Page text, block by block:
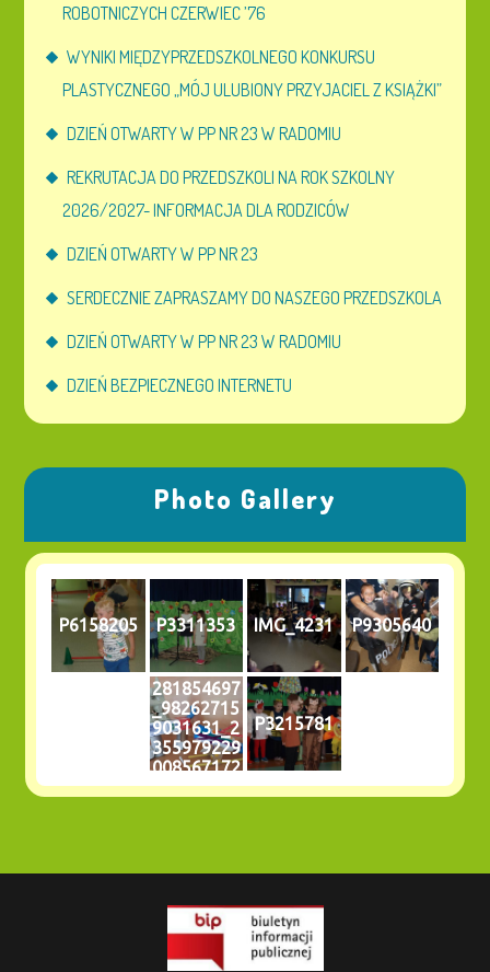
ROBOTNICZYCH CZERWIEC ’76
WYNIKI MIĘDZYPRZEDSZKOLNEGO KONKURSU
PLASTYCZNEGO „MÓJ ULUBIONY PRZYJACIEL Z KSIĄŻKI”
DZIEŃ OTWARTY W PP NR 23 W RADOMIU
REKRUTACJA DO PRZEDSZKOLI NA ROK SZKOLNY
2026/2027- INFORMACJA DLA RODZICÓW
DZIEŃ OTWARTY W PP NR 23
SERDECZNIE ZAPRASZAMY DO NASZEGO PRZEDSZKOLA
DZIEŃ OTWARTY W PP NR 23 W RADOMIU
DZIEŃ BEZPIECZNEGO INTERNETU
Photo Gallery
P6158205 P3311353 IMG_4231 P9305640
281854697
_98262715
9031631_2
355979229
008567172
_n
P3215781